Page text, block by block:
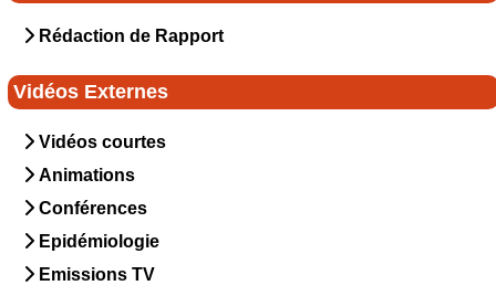
Rédaction de Rapport
Vidéos Externes
Vidéos courtes
Animations
Conférences
Epidémiologie
Emissions TV